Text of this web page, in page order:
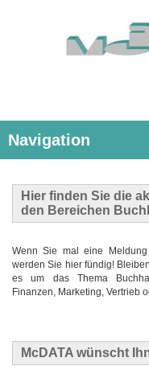
Navigation
Hier finden Sie die
den Bereichen
Wenn Sie mal eine
werden Sie hier fündig!
es um das Thema
Finanzen, Marketing, Vertrieb
McDATA wünscht